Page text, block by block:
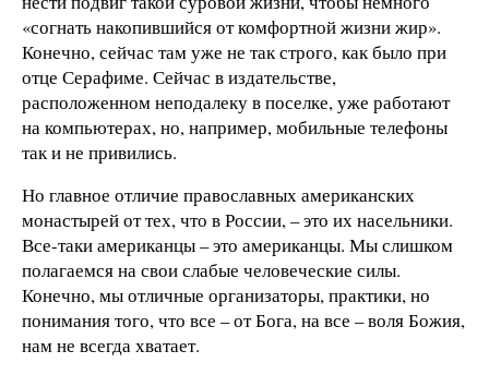
«согнать накопившийся от комфортной жизни жир».
Конечно, сейчас там уже не так строго, как было при
отце Серафиме. Сейчас в издательстве,
расположенном неподалеку в поселке, уже работают
на компьютерах, но, например, мобильные телефоны
так и не привились.
Но главное отличие православных американских
монастырей от тех, что в России, – это их насельники.
Все-таки американцы – это американцы. Мы слишком
полагаемся на свои слабые человеческие силы.
Конечно, мы отличные организаторы, практики, но
понимания того, что все – от Бога, на все – воля Божия,
нам не всегда хватает.